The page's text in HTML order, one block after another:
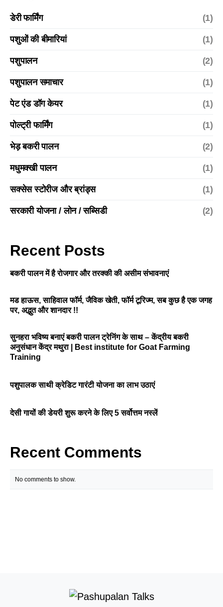
डेरी फार्मिंग (1)
पशुओं की बीमारियां (1)
पशुपालन (2)
पशुपालन समाचार (1)
पेट एंड डॉग केयर (1)
पोल्ट्री फार्मिंग (1)
भेड़ बकरी पालन (2)
मधुमक्खी पालन (1)
सक्सेस स्टोरीज और ब्रांड्स (1)
सरकारी योजना / लोन / सब्सिडी (2)
Recent Posts
बकरी पालन में है रोजगार और तरक्की की असीम संभावनाएं
मड हाऊस, साहिवाल फॉर्म, जैविक खेती, फॉर्म टूरिज्म, सब कुछ है एक जगह
पर, अद्भुत और शानदार !!
सुनहरा भविष्य बनाएं बकरी पालन ट्रेनिंग के साथ – केंद्रीय बकरी
अनुसंधान केंद्र मथुरा | Best institute for Goat Farming
Training
पशुपालक साथी क्रेडिट गारंटी योजना का लाभ उठाएं
देसी गायों की डेयरी शुरू करने के लिए 5 सर्वोत्तम नस्लें
Recent Comments
No comments to show.